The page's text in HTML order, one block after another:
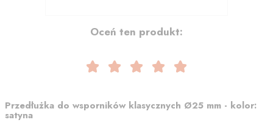
Oceń ten produkt:
Przedłużka do wsporników klasycznych Ø25 mm - kolor:
satyna